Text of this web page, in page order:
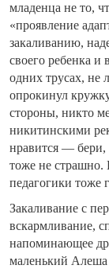
младенца не то,
«проявление
закаливанию,
своего ребенка и
одних трусах, не
опрокинул
стороны, никто
никитинскими
нравится — бери,
тоже не страшно.
педагогики тоже
Закаливание с
вскармливание,
напоминающее
маленький Алеша